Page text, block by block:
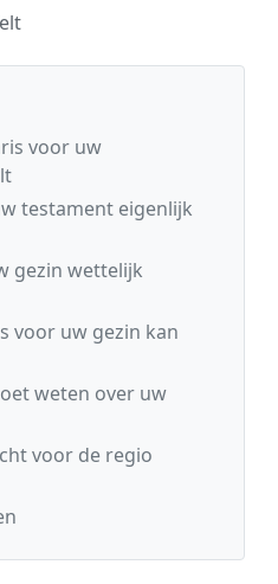
voor uw
testament eigenlijk
gezin wettelijk
voor uw gezin kan
weten over uw
voor de regio